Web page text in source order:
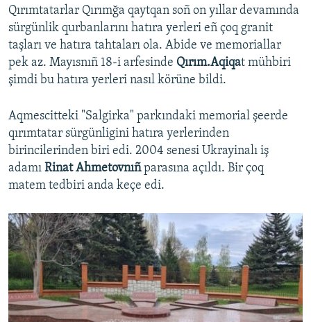
Qırımtatarlar Qırımğa qaytqan soñ on yıllar devamında
sürgünlik qurbanlarını hatıra yerleri eñ çoq granit
taşları ve hatıra tahtaları ola. Abide ve memoriallar
pek az. Mayısnıñ 18-i arfesinde Qırım.Aqiqat mühbiri
şimdi bu hatıra yerleri nasıl körüne bildi.
Aqmescitteki "Salgirka" parkındaki memorial şeerde
qırımtatar sürgünligini hatıra yerlerinden
birincilerinden biri edi. 2004 senesi Ukrayinalı iş
adamı Rinat Ahmetovnıñparasına açıldı. Bir çoq
matem tedbiri anda keçe edi.